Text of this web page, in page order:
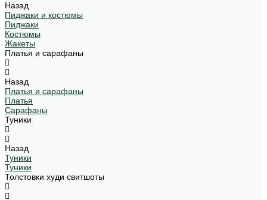
Назад
Пиджаки и костюмы
Пиджаки
Костюмы
Жакеты
Платья и сарафаны
Назад
Платья и сарафаны
Платья
Сарафаны
Туники
Назад
Туники
Туники
Толстовки худи свитшоты